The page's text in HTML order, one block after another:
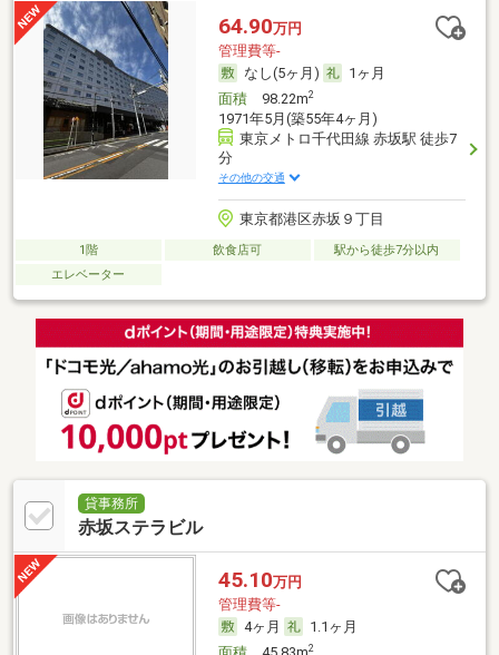
64.90万円
管理費等-
なし(5ヶ月)
1ヶ月
面積98.22m2
1971年5月(築55年4ヶ月)
東京メトロ千代田線 赤坂駅 徒歩7
分
その他の交通
東京都港区赤坂９丁目
1階 飲食店可
駅から徒歩7分以内
エレベーター
貸事務所
赤坂ステラビル
45.10万円
管理費等-
4ヶ月
1.1ヶ月
2